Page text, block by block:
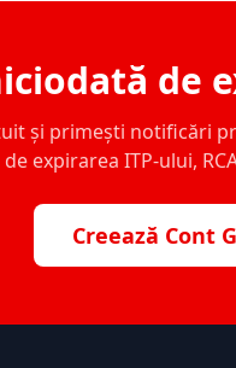
de
și primești notificări
expirarea ITP-ului,
Creează Cont